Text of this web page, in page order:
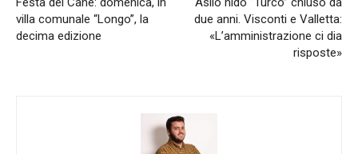
villa comunale “Longo”, la
decima edizione
due anni. Visconti e Valletta:
«L’amministrazione ci dia
risposte»